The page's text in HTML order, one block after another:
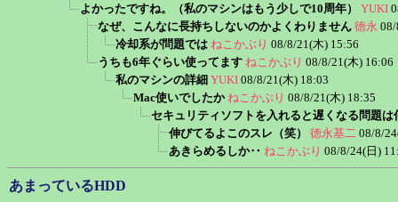
よかったですね。（私のマシンはもう少しで10周年）
YUKI
なぜ、こんなに長持ちしないのかよくわりません 徳永
冷却系が問題では ねこかぶり 08/8/21(木) 15:56
うちも6年ぐらい使ってます ねこかぶり 08/8/21(木) 16:06
私のマシンの詳細 YUKI 08/8/21(木) 18:03
Mac使いでしたか ねこかぶり 08/8/21(木) 18:35
セキュリティソフトを入れると遅くなる問題は
伸びてるよこのスレ（笑）
徳永基二 08/8/
あきらめるしか‥ ねこかぶり 08/8/24(日)
あまっているHDD